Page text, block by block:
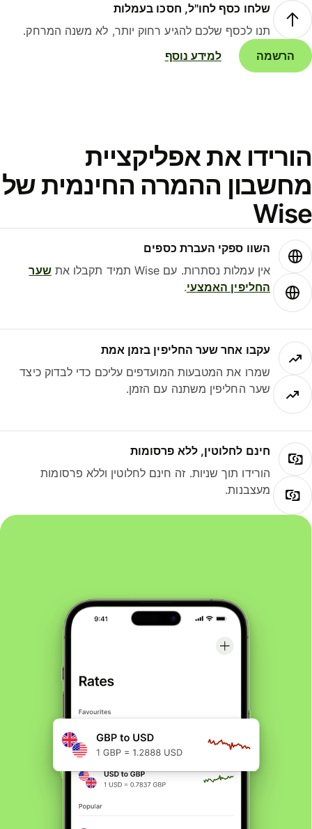
שלחו כסף לחו"ל, חסכו בעמלות
תנו לכסף שלכם להגיע רחוק יותר, לא משנה המרחק.
הרשמה
למידע נוסף
את אפליקציית
ההמרה החינמית של
השוו ספקי העברת כספים
אין עמלות נסתרות. עם Wise תמיד תקבלו את
שער
החליפין האמצעי.
עקבו אחר שער החליפין בזמן אמת
שמרו את המטבעות המועדפים עליכם כדי לבדוק כיצד
שער החליפין משתנה עם הזמן.
חינם לחלוטין, ללא פרסומות
הורידו תוך שניות. זה חינם לחלוטין וללא פרסומות
מעצבנות.